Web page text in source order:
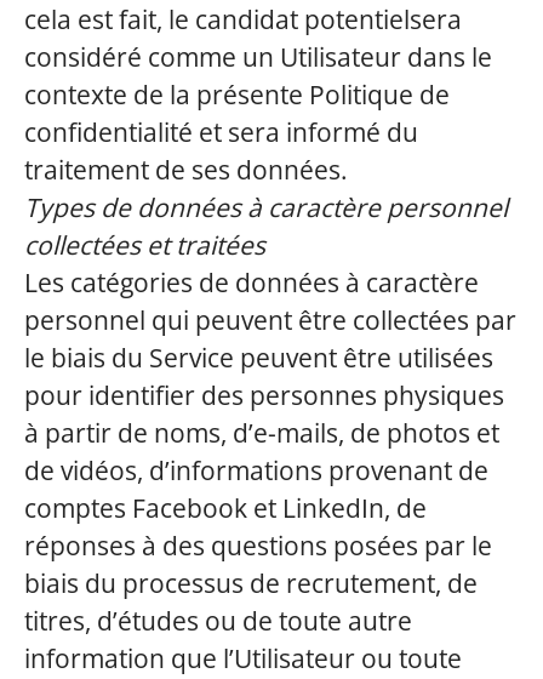
cela est fait, le candidat potentielsera
considéré comme un Utilisateur dans le
contexte de la présente Politique de
confidentialité et sera informé du
traitement de ses données.
Types de données à caractère personnel
collectées et traitées
Les catégories de données à caractère
personnel qui peuvent être collectées par
le biais du Service peuvent être utilisées
pour identifier des personnes physiques
à partir de noms, d’e-mails, de photos et
de vidéos, d’informations provenant de
comptes Facebook et LinkedIn, de
réponses à des questions posées par le
biais du processus de recrutement, de
titres, d’études ou de toute autre
information que l’Utilisateur ou toute